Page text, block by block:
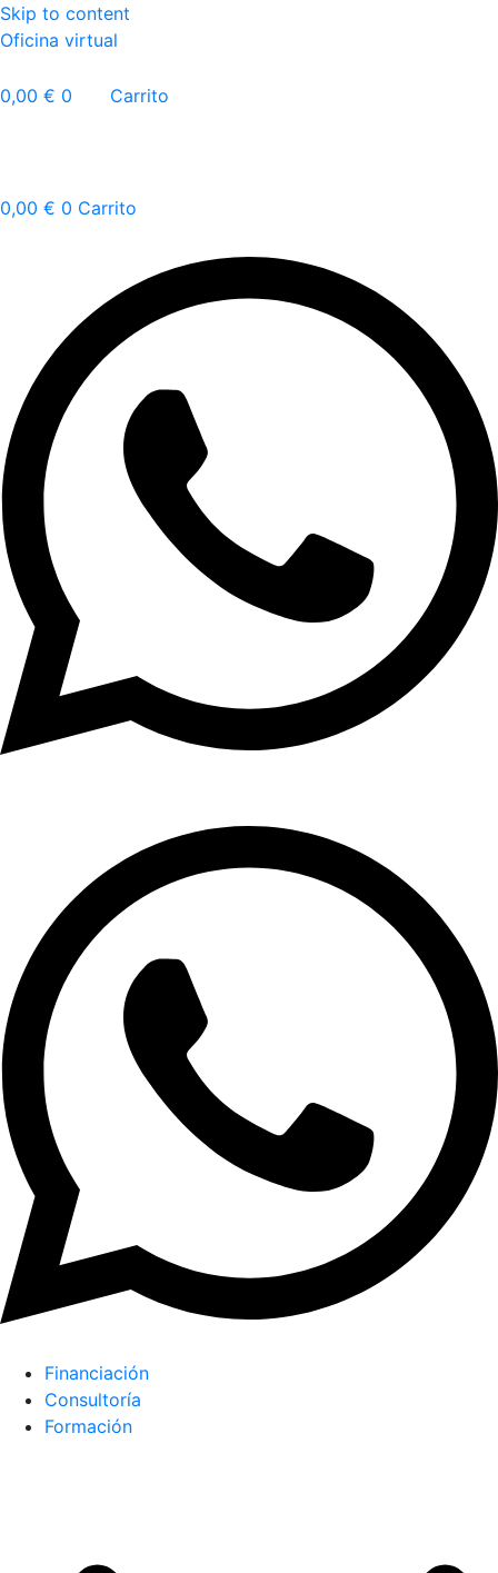
Skip to content
Oficina virtual
0,00 € 0 Carrito
0,00 € 0 Carrito
Financiación
Consultoría
Formación